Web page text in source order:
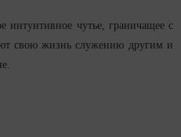
интуитивное чутье, граничащее с
свою жизнь служению другим и